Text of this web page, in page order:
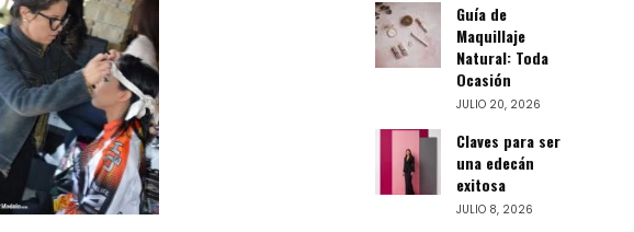
Guía de
Maquillaje
Natural: Toda
Ocasión
JULIO 20, 2026
Claves para ser
una edecán
exitosa
JULIO 8, 2026